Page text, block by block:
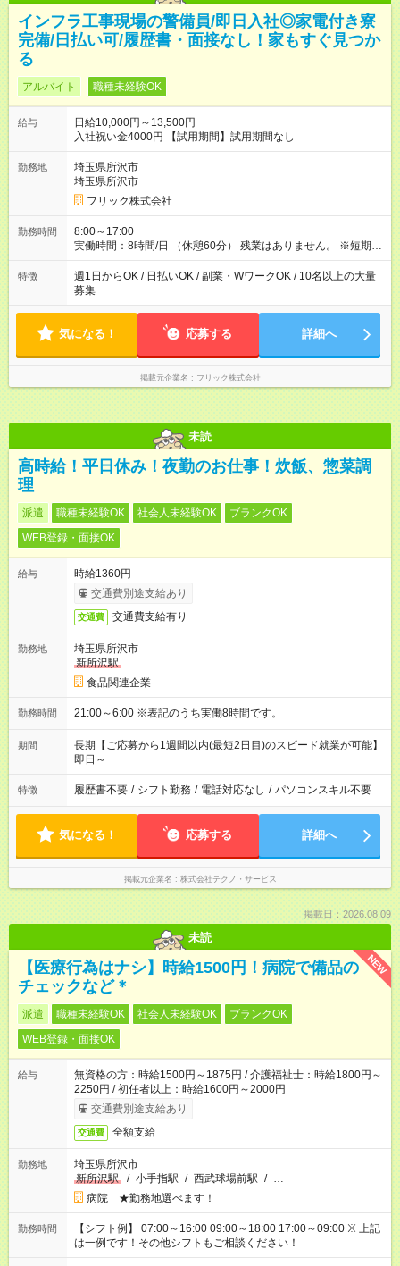
インフラ工事現場の警備員/即日入社◎家電付き寮
完備/日払い可/履歴書・面接なし！家もすぐ見つか
る
アルバイト 職種未経験OK
給与
日給10,000円～13,500円
入社祝い金4000円 【試用期間】試用期間なし
勤務地
埼玉県所沢市
埼玉県所沢市
フリック株式会社
勤務時間
8:00～17:00
実働時間：8時間/日 （休憩60分） 残業はありません。 ※短期の
募集は行っておりません。予めご了承くださいませ。
特徴
週1日からOK / 日払いOK / 副業・WワークOK / 10名以上の大量
募集
気になる！ 応募する 詳細へ
掲載元企業名 フリック株式会社
未読
高時給！平日休み！夜勤のお仕事！炊飯、惣菜調
理
派遣 職種未経験OK 社会人未経験OK
ブランクOK
WEB登録・面接OK
給与
時給1360円
交通費別途支給あり
交通費 交通費支給有り
勤務地
埼玉県所沢市
新所沢駅
食品関連企業
勤務時間 21:00～6:00 ※表記のうち実働8時間です。
期間
長期【ご応募から1週間以内(最短2日目)のスピード就業が可能】
即日～
特徴 履歴書不要 / シフト勤務 / 電話対応なし / パソコンスキル不要
気になる！ 応募する 詳細へ
掲載元企業名 株式会社テクノ・サービス
掲載日：2026.08.09
未読
NEW
【医療行為はナシ】時給1500円！病院で備品の
チェックなど＊
派遣 職種未経験OK 社会人未経験OK
ブランクOK
WEB登録・面接OK
給与
無資格の方：時給1500円～1875円 / 介護福祉士：時給1800円～
2250円 / 初任者以上：時給1600円～2000円
交通費別途支給あり
交通費 全額支給
勤務地
埼玉県所沢市
新所沢駅
/ 小手指駅 / 西武球場前駅 / …
病院 ★勤務地選べます！
勤務時間
【シフト例】 07:00～16:00 09:00～18:00 17:00～09:00 ※ 上記
は一例です！その他シフトもご相談ください！